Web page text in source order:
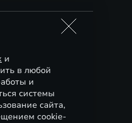
и
в любой
и
системы
сайта,
cookie-